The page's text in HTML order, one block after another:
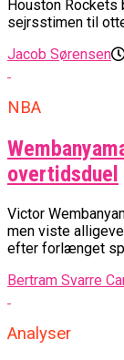
Houston
sejrsstimen til
Jacob Sørensen
NBA
overtidsduel
Victor
men viste
efter forlænget
Bertram Svarre
Analyser